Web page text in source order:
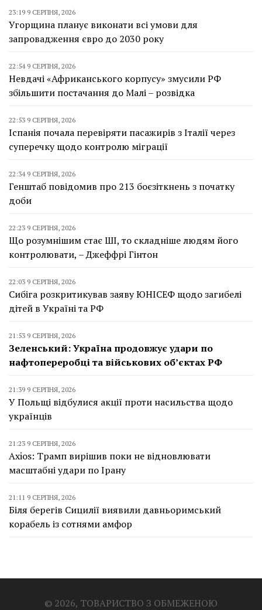
23:19 9 СЕРПНЯ, 2026
Угорщина планує виконати всі умови для
запровадження євро до 2030 року
22:54 9 СЕРПНЯ, 2026
Невдачі «Африканського корпусу» змусили РФ
збільшити постачання до Малі – розвідка
22:53 9 СЕРПНЯ, 2026
Іспанія почала перевіряти пасажирів з Італії через
суперечку щодо контролю міграції
22:34 9 СЕРПНЯ, 2026
Генштаб повідомив про 213 боєзіткнень з початку
доби
22:23 9 СЕРПНЯ, 2026
Що розумнішим стає ШІ, то складніше людям його
контролювати, – Джеффрі Гінтон
22:03 9 СЕРПНЯ, 2026
Сибіга розкритикував заяву ЮНІСЕФ щодо загибелі
дітей в Україні та РФ
21:53 9 СЕРПНЯ, 2026
Зеленський: Україна продовжує удари по
нафтопереробці та військових об’єктах РФ
21:39 9 СЕРПНЯ, 2026
У Польщі відбулися акції проти насильства щодо
українців
21:23 9 СЕРПНЯ, 2026
Axios: Трамп вирішив поки не відновлювати
масштабні удари по Ірану
21:11 9 СЕРПНЯ, 2026
Біля берегів Сицилії виявили давньоримський
корабель із сотнями амфор
© 2026, ТОВАРИСТВО З ОБМЕЖЕНОЮ